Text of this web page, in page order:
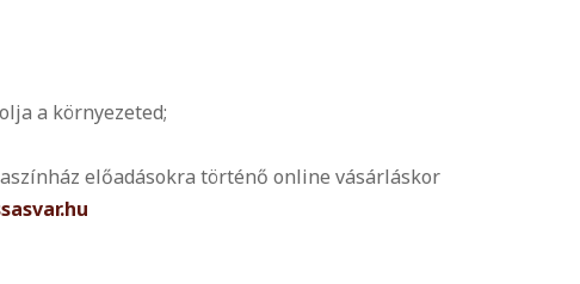
a környezeted;
előadásokra történő online vásárláskor